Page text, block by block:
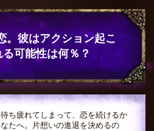
。彼はアクション起こ
可能性は何％？
ち疲れてしまって、恋を続けるか
たへ。片想いの進退を決めるの